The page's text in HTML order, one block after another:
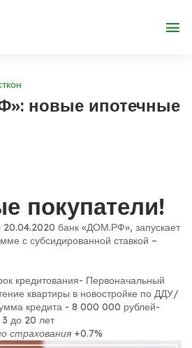
новые ипотечные
покупатели!
банк «ДОМ.РФ», запускает
с субсидированной ставкой –
кредитования- Первоначальный
квартиры в новостройке по ДДУ/
кредита - 8 000 000 рублей-
3 до 20 лет
страхования +0.7%